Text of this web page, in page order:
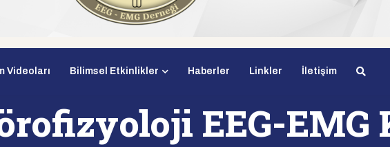
Videoları Bilimsel Etkinlikler Haberler Linkler İletişim
EEG-EMG